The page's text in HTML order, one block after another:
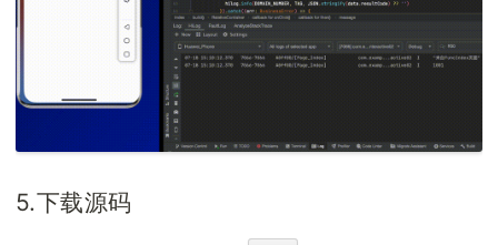
57
59
"actions": [
"action.system.home"
]
}
"extensionAbilities"
5.下载源码